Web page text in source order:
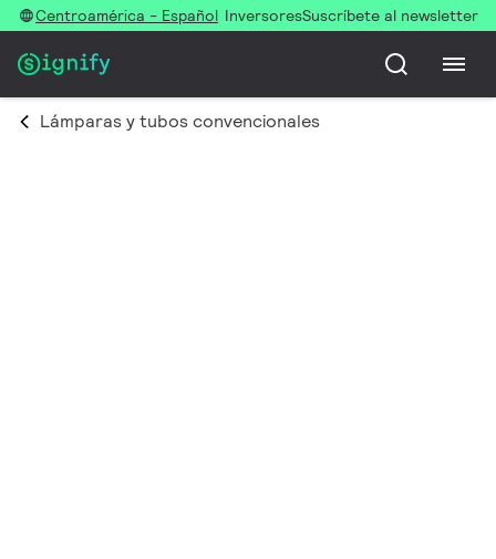
Centroamérica - Español InversoresSuscríbete al newsletter
Lámparas y tubos convencionales